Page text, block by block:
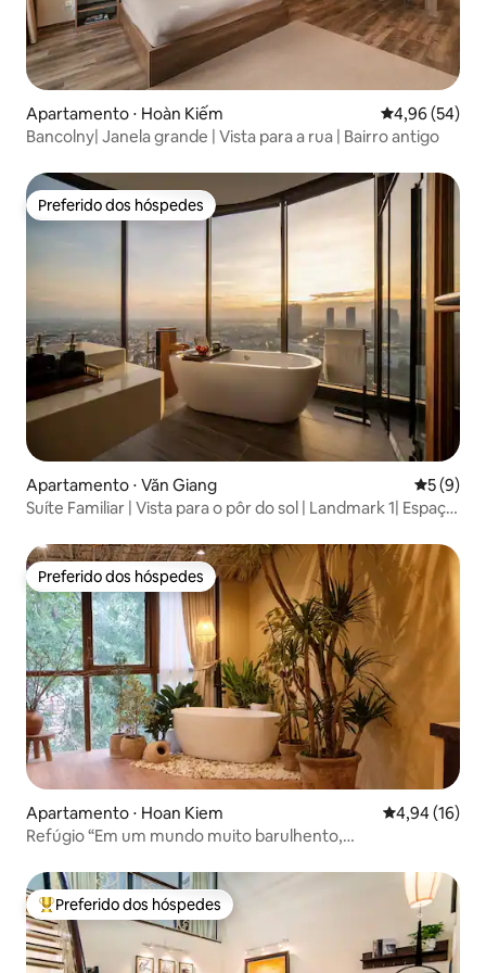
Apartamento ⋅ Hoàn Kiếm 4,96 de uma
4,96 (54)
Bancolny| Janela grande | Vista para a rua | Bairro antigo
Preferido dos hóspedes
Preferido dos hóspedes
Apartamento ⋅ Văn Giang 5 de
5 (9)
Suíte Familiar | Vista para o pôr do sol | Landmark 1| Espaço
Preferido dos hóspedes
Preferido dos hóspedes
Apartamento ⋅ Hoan Kiem 4,94 de uma
4,94 (16)
Refúgio “Em um mundo muito barulhento,
Entre os melhores preferidos dos hóspedes
Preferido dos hóspedes